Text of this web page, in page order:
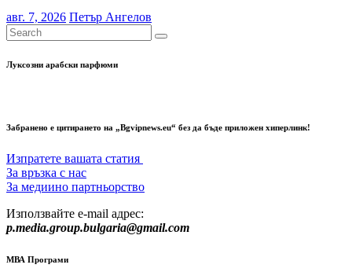
авг. 7, 2026 Петър Ангелов
Луксозни арабски парфюми
Забранено е цитирането на „Bgvipnews.eu“ без да бъде приложен хиперлинк!
Изпратете вашата статия
За връзка с нас
За медиино партньорство
Използвайте e-mail адрес:
p.media.group.bulgaria@gmail.com
МВА Програми